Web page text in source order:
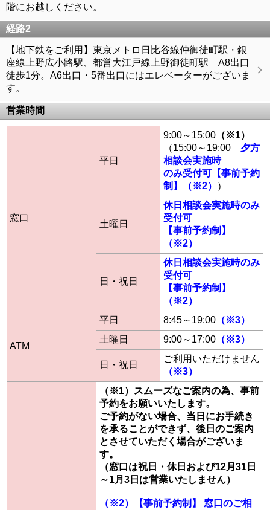
階にお越しください。
経路2
【地下鉄をご利用】東京メトロ日比谷線仲御徒町駅・銀
座線上野広小路駅、都営大江戸線上野御徒町駅 A8出口
徒歩1分。A6出口・5番出口にはエレベーターがございま
す。
営業時間
窓口
平日
9:00～15:00 （※1）
（15:00～19:00 夕方
相談会実施時
のみ受付可【事前予約
制】（※2）
）
土曜日
休日相談会実施時のみ
受付可
【事前予約制】
（※2）
日・祝日
休日相談会実施時のみ
受付可
【事前予約制】
（※2）
ATM
平日 8:45～19:00 （※3）
土曜日
9:00～17:00 （※3）
日・祝日
ご利用いただけません
（※3）
（※1）スムーズなご案内の為、事前
予約をお願いいたします。
ご予約がない場合、当日にお手続き
を承ることができず、後日のご案内
とさせていただく場合がございま
す。
（窓口は祝日・休日および12月31日
～1月3日は営業いたしません）
（※2）【事前予約制】 窓口のご相